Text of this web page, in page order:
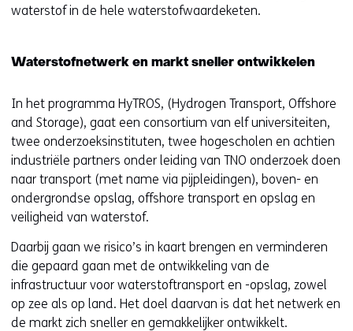
waterstof in de hele waterstofwaardeketen.
Waterstofnetwerk en markt sneller ontwikkelen
In het programma HyTROS, (Hydrogen Transport, Offshore
and Storage), gaat een consortium van elf universiteiten,
twee onderzoeksinstituten, twee hogescholen en achtien
industriële partners onder leiding van TNO onderzoek doen
naar transport (met name via pijpleidingen), boven- en
ondergrondse opslag, offshore transport en opslag en
veiligheid van waterstof.
Daarbij gaan we risico’s in kaart brengen en verminderen
die gepaard gaan met de ontwikkeling van de
infrastructuur voor waterstoftransport en -opslag, zowel
op zee als op land. Het doel daarvan is dat het netwerk en
de markt zich sneller en gemakkelijker ontwikkelt.